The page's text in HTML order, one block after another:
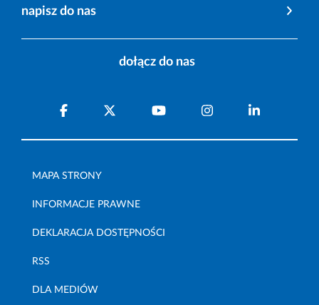
napisz do nas
dołącz do nas
MAPA STRONY
INFORMACJE PRAWNE
DEKLARACJA DOSTĘPNOŚCI
RSS
DLA MEDIÓW